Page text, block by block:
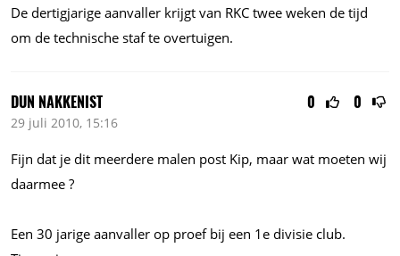
De dertigjarige aanvaller krijgt van RKC twee weken de tijd
om de technische staf te overtuigen.
0 0
DUN NAKKENIST
29 juli 2010, 15:16
Fijn dat je dit meerdere malen post Kip, maar wat moeten wij
daarmee ?
Een 30 jarige aanvaller op proef bij een 1e divisie club.